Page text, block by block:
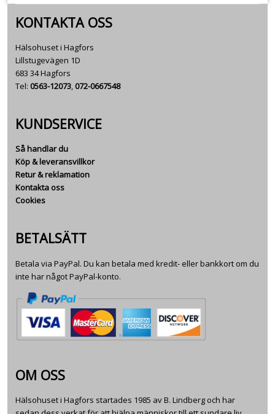
KONTAKTA OSS
Hälsohuset i Hagfors
Lillstugevägen 1D
683 34 Hagfors
Tel: 0563-12073,072-0667548
KUNDSERVICE
Så handlar du
Köp & leveransvillkor
Retur & reklamation
Kontakta oss
Cookies
BETALSÄTT
Betala via PayPal. Du kan betala med kredit- eller bankkort om du
inte har något PayPal-konto.
OM OSS
Hälsohuset i Hagfors startades 1985 av B. Lindberg och har